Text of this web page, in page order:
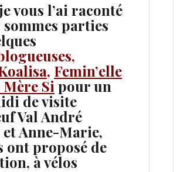
vous l’ai raconté
sommes parties
,
, Femin’elle
Mère Si pour un
de visite
Val André
et Anne-Marie,
ont proposé de
à vélos